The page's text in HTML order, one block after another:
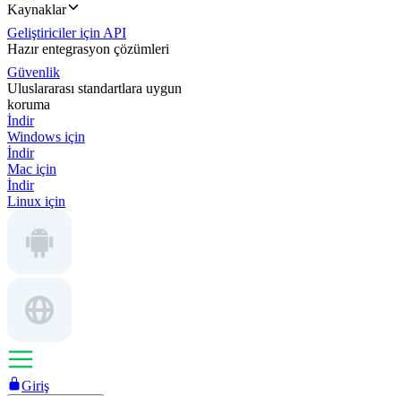
Kaynaklar
Geliştiriciler için API
Hazır entegrasyon çözümleri
Güvenlik
Uluslararası standartlara uygun
koruma
İndir
Windows için
İndir
Mac için
İndir
Linux için
Giriş